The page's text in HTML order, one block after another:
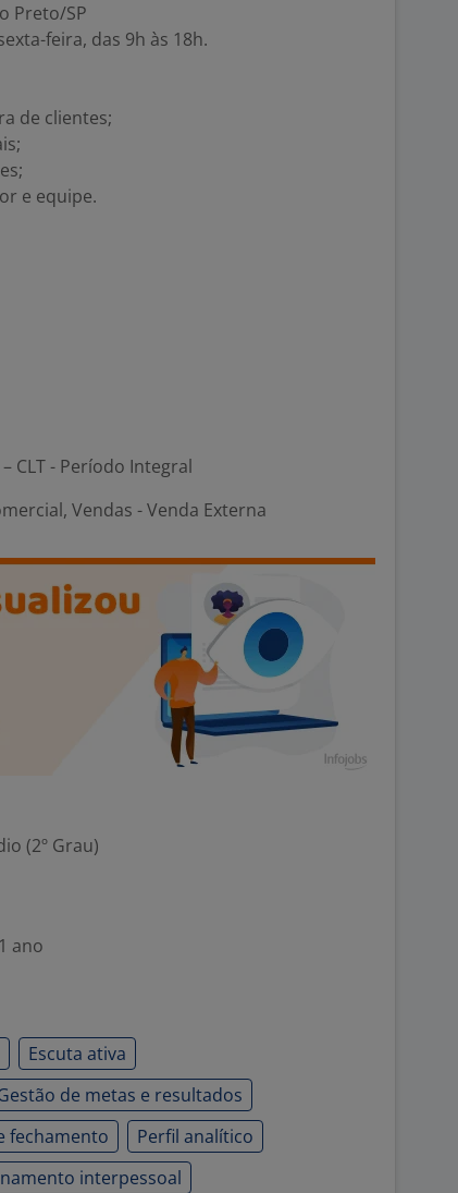
Preto/SP
feira, das 9h às 18h.
de clientes;
e equipe.
CLT - Período Integral
Vendas - Venda Externa
(2º Grau)
ano
Escuta ativa
de metas e resultados
fechamento
Perfil analítico
interpessoal